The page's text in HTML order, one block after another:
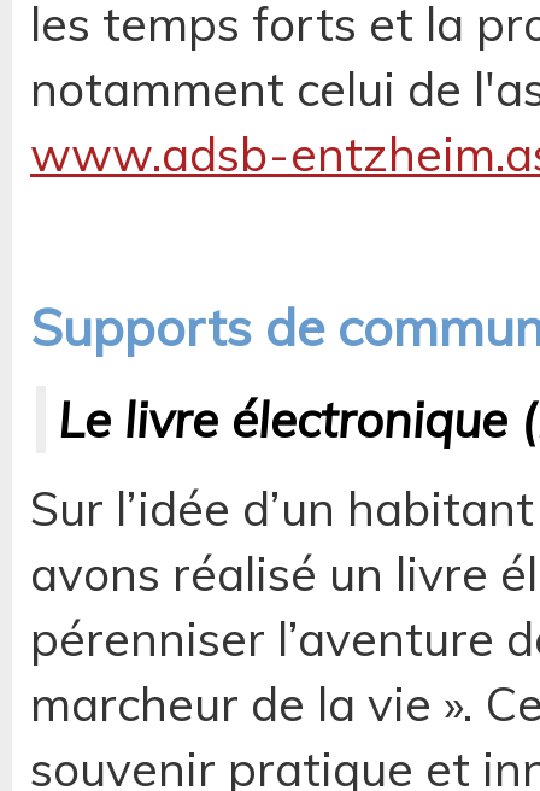
les temps forts et la
notamment celui de
www.adsb-
Supports de
Le livre électronique
Sur l’idée d’un
avons réalisé un livre
pérenniser l’aventure
marcheur de la vie ».
souvenir pratique et